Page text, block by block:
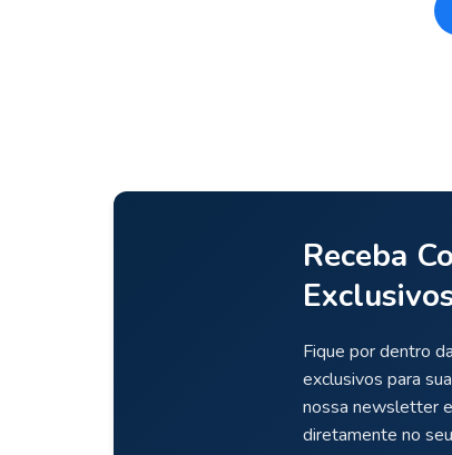
Receba
Fique por dentro
exclusivos para
nossa newsletter
diretamente no